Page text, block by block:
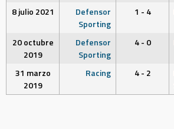
8 julio 2021
Defensor
Sporting
1 - 4
20 octubre
2019
Defensor
Sporting
4 - 0
31 marzo
2019
Racing 4 - 2